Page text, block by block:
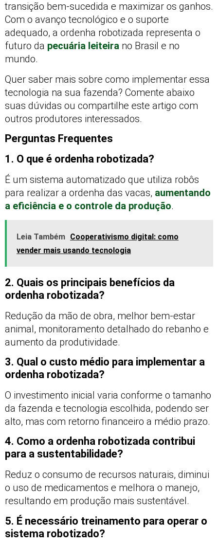
transição bem-sucedida e maximizar os ganhos.
Com o avanço tecnológico e o suporte
adequado, a ordenha robotizada representa o
futuro da pecuária leiteira no Brasil e no
mundo.
Quer saber mais sobre como implementar essa
tecnologia na sua fazenda? Comente abaixo
suas dúvidas ou compartilhe este artigo com
outros produtores interessados.
Perguntas Frequentes
1. O que é ordenha robotizada?
É um sistema automatizado que utiliza robôs
para realizar a ordenha das vacas, aumentando
a eficiência e o controle da produção.
Leia Também Cooperativismo digital: como
vender mais usando tecnologia
2. Quais os principais benefícios da
ordenha robotizada?
Redução da mão de obra, melhor bem-estar
animal, monitoramento detalhado do rebanho e
aumento da produtividade.
3. Qual o custo médio para implementar a
ordenha robotizada?
O investimento inicial varia conforme o tamanho
da fazenda e tecnologia escolhida, podendo ser
alto, mas com retorno financeiro a médio prazo.
4. Como a ordenha robotizada contribui
para a sustentabilidade?
Reduz o consumo de recursos naturais, diminui
o uso de medicamentos e melhora o manejo,
resultando em produção mais sustentável.
5. É necessário treinamento para operar o
sistema robotizado?